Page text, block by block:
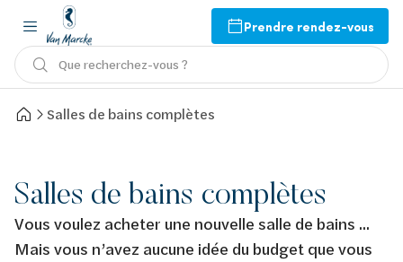
Prendre rendez-vous
Que recherchez-vous ?
Salles de bains complètes
Salles de bains complètes
Vous voulez acheter une nouvelle salle de bains ...
Mais vous n’avez aucune idée du budget que vous